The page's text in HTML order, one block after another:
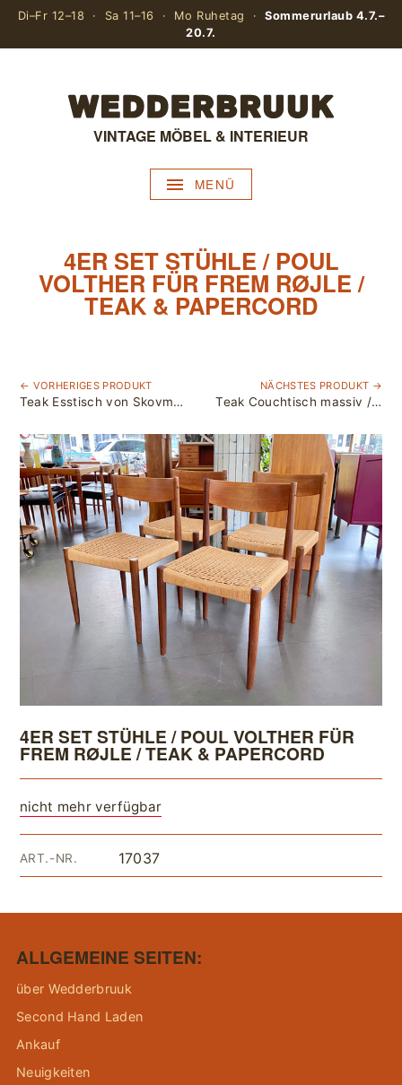
Di–Fr 12–18 · Sa 11–16 · Mo Ruhetag ·Sommerurlaub 4.7.–
20.7.
VINTAGE MÖBEL & INTERIEUR
MENÜ
4ER SET STÜHLE / POUL
VOLTHER FÜR FREM RØJLE /
TEAK & PAPERCORD
← VORHERIGES PRODUKT
Teak Esstisch von Skovmand & Andersen / beidseitig ausziehbar / 150 x 90 cm (+ 2 x 51 cm)
NÄCHSTES PRODUKT →
Teak Couchtisch massiv / Niels Bach, Denmark / 83 x 83 cm
4ER SET STÜHLE / POUL VOLTHER FÜR
FREM RØJLE / TEAK & PAPERCORD
nicht mehr verfügbar
ART.-NR. 17037
ALLGEMEINE SEITEN:
über Wedderbruuk
Second Hand Laden
Ankauf
Neuigkeiten